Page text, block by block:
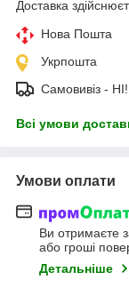
Доставка
Нова Пошта
Укрпошта
Самовивіз - НІ!
Всі умови
Умови оплати
Ви отримаєте
або гроші
Детальніше